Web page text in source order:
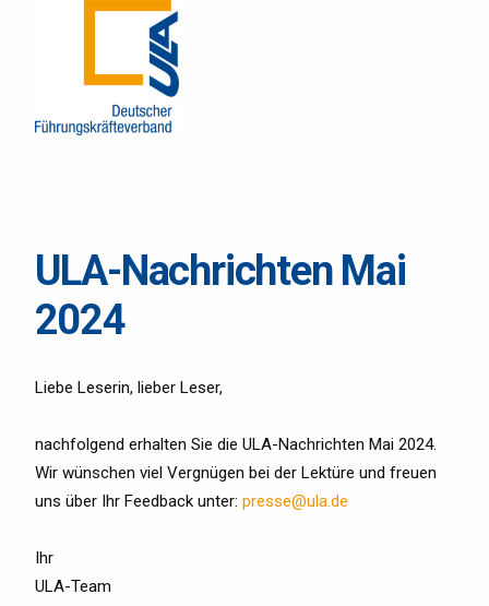
ULA-Nachrichten Mai
2024
Liebe Leserin, lieber Leser,
nachfolgend erhalten Sie die ULA-Nachrichten Mai 2024.
Wir wünschen viel Vergnügen bei der Lektüre und freuen
uns über Ihr Feedback unter: presse@ula.de
Ihr
ULA-Team